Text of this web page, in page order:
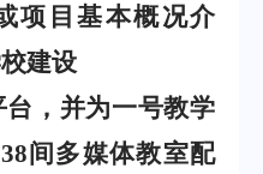
项目基本概况介
建设
，并为一号教学
间多媒体教室配